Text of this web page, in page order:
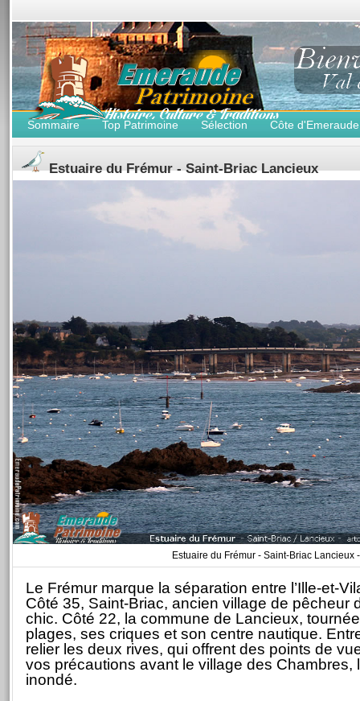
Sommaire Top Patrimoine Sélection Côte d'Emeraude
Estuaire du Frémur - Saint-Briac Lancieux
Estuaire du Frémur - Saint-Briac Lancieux
Le Frémur marque la séparation entre l’Ille-et-
Côté 35, Saint-Briac, ancien village de pêcheur
chic. Côté 22, la commune de Lancieux,
plages, ses criques et son centre nautique.
relier les deux rives, qui offrent des points de
vos précautions avant le village des Chambres,
inondé.